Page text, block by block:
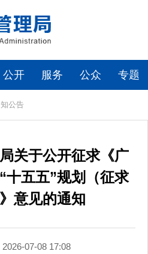
公开 服务 公众 专题
公告
关于公开征求《广
十五五”规划（征求
意见的通知
07-08 17:08